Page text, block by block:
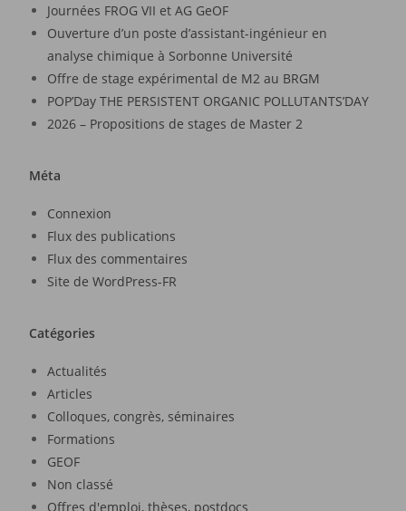
Journées FROG VII et AG GeOF
Ouverture d’un poste d’assistant-ingénieur en
analyse chimique à Sorbonne Université
Offre de stage expérimental de M2 au BRGM
POP’Day THE PERSISTENT ORGANIC POLLUTANTS’DAY
2026 – Propositions de stages de Master 2
Méta
Connexion
Flux des publications
Flux des commentaires
Site de WordPress-FR
Catégories
Actualités
Articles
Colloques, congrès, séminaires
Formations
GEOF
Non classé
Offres d'emploi, thèses, postdocs